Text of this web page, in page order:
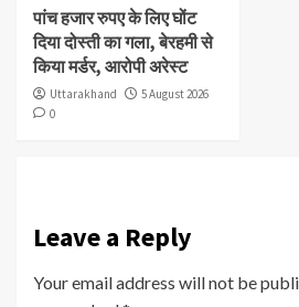
पांच हजार रुपए के लिए घोंट
दिया दोस्ती का गला, बेरहमी से
किया मर्डर, आरोपी अरेस्ट
Uttarakhand
5 August 2026
0
Leave a Reply
Your email address will not be